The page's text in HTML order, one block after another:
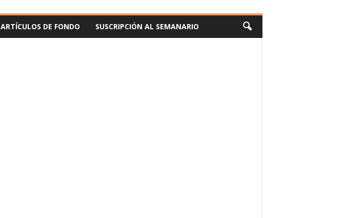
ARTÍCULOS DE FONDO SUSCRIPCIÓN AL SEMANARIO